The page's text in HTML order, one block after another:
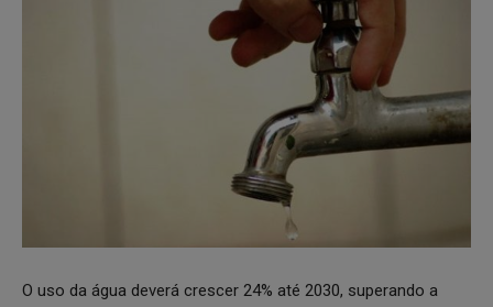
O uso da água deverá crescer 24% até 2030, superando a